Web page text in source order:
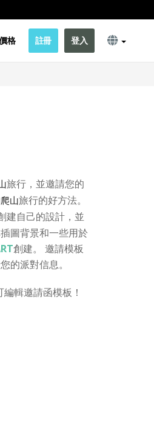
格 註冊 登入
旅行，並邀請您的
爬山旅行的好方法。
建自己的設計，並
圖背景和一些用於
創建。 邀請模板
的派對信息。
輯邀請函模板！